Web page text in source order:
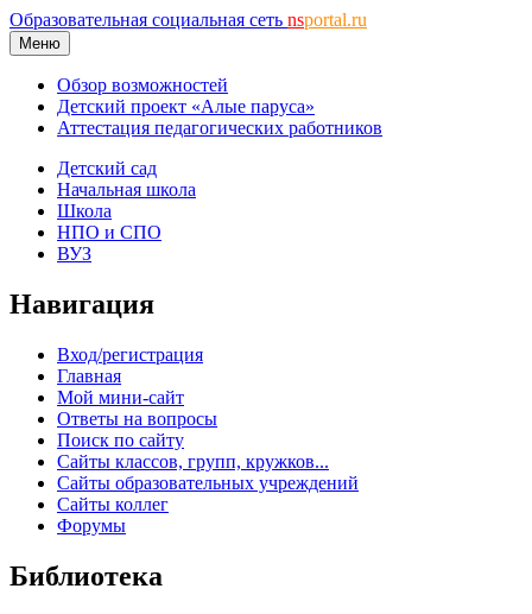
Образовательная социальная сеть nsportal.ru
Меню
Обзор возможностей
Детский проект «Алые паруса»
Аттестация педагогических работников
Детский сад
Начальная школа
Школа
НПО и СПО
ВУЗ
Навигация
Вход/регистрация
Главная
Мой мини-сайт
Ответы на вопросы
Поиск по сайту
Сайты классов, групп, кружков...
Сайты образовательных учреждений
Сайты коллег
Форумы
Библиотека